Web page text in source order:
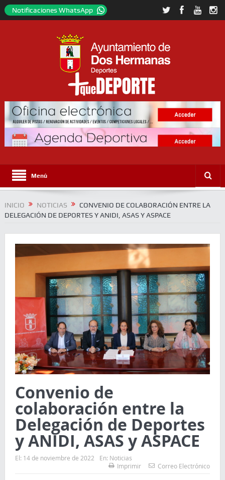
Notificaciones WhatsApp
Menú
INICIO NOTICIAS
CONVENIO DE COLABORACIÓN ENTRE LA
DELEGACIÓN DE DEPORTES Y ANIDI, ASAS Y ASPACE
Convenio de
colaboración entre la
Delegación de Deportes
y ANIDI, ASAS y ASPACE
El: 14 de noviembre de 2022 En: Noticias
Imprimir
Correo Electrónico